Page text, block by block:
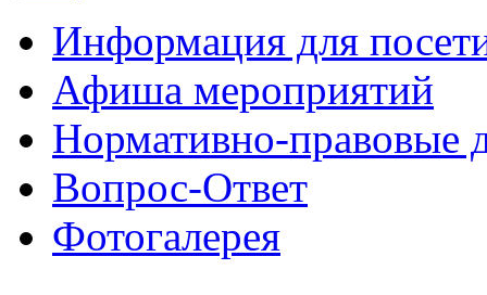
Информация для
Афиша мероприятий
Нормативно-правовые
Вопрос-Ответ
Фотогалерея